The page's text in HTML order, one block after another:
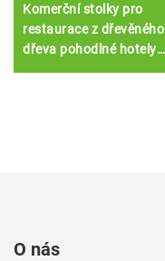
Komerční stolky pro
restaurace z dřevěného
dřeva pohodlné hotely
O nás